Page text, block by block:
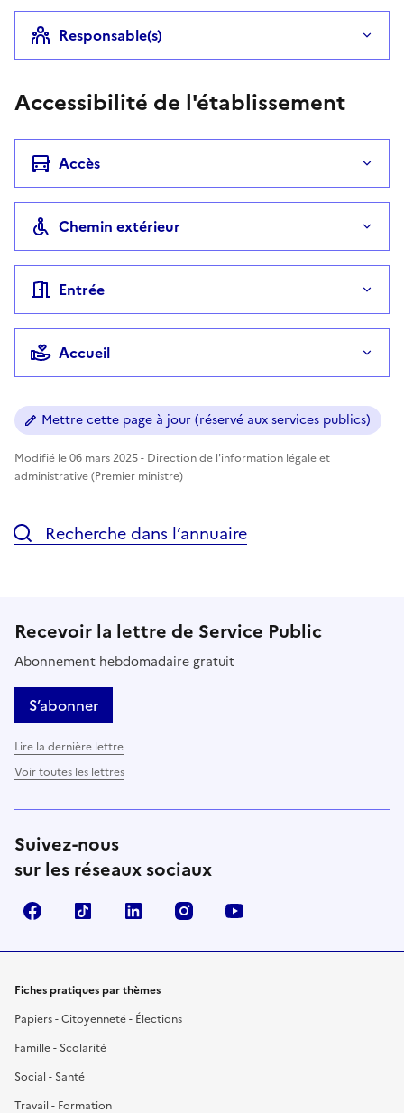
Responsable(s)
Accessibilité de l'établissement
Accès
Chemin extérieur
Entrée
Accueil
Mettre cette page à jour (réservé aux services publics)
Modifié le 06 mars 2025 - Direction de l'information légale et
administrative (Premier ministre)
Recherche dans l’annuaire
Recevoir la lettre de Service Public
Abonnement hebdomadaire gratuit
S’abonner
Lire la dernière lettre
Voir toutes les lettres
Suivez-nous
sur les réseaux sociaux
FacebookTikTok LinkedIn Instagram
Fiches pratiques par thèmes
Papiers - Citoyenneté - Élections
Famille - Scolarité
Social - Santé
Travail - Formation